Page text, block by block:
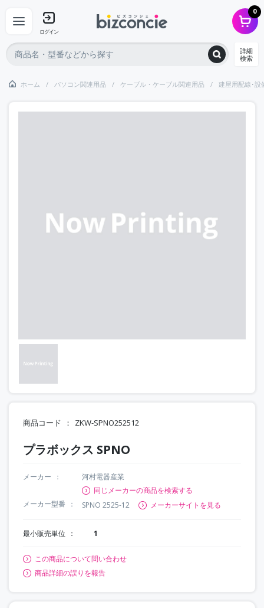
ログイン
0
詳細
検索
ホーム パソコン関連用品 ケーブル・ケーブル関連用品 建屋用配線･設
商品コード ZKW-SPNO252512
プラボックス SPNO
メーカー
河村電器産業
同じメーカーの商品を検索する
メーカー型番
SPNO 2525-12 メーカーサイトを見る
最小販売単位 1
この商品について問い合わせ
商品詳細の誤りを報告